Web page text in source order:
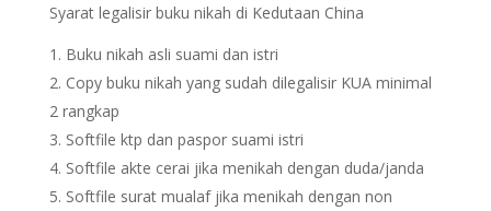
Syarat legalisir buku nikah di Kedutaan China
Buku nikah asli suami dan istri
Copy buku nikah yang sudah dilegalisir KUA minimal
2 rangkap
Softfile ktp dan paspor suami istri
Softfile akte cerai jika menikah dengan duda/janda
Softfile surat mualaf jika menikah dengan non